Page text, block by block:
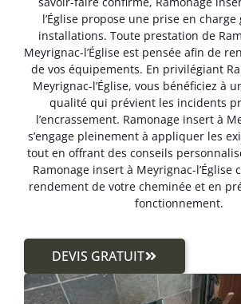
l’Église propose une prise en charge
installations. Toute prestation de
Meyrignac-l’Église est pensée afin de
de vos équipements. En privilégiant
Meyrignac-l’Église, vous bénéficiez à
qualité qui prévient les incidents
l’encrassement. Ramonage insert à
s’engage pleinement à appliquer les
tout en offrant des conseils
Ramonage insert à Meyrignac-l’Église
rendement de votre cheminée et en
fonctionnement.
DEVIS GRATUIT